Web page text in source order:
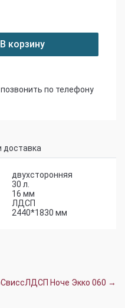
В корзину
по телефону
доставка
двухсторонняя
30 л.
16 мм
ЛДСП
2440*1830 мм
ЛДСП Ноче Экко 060 →